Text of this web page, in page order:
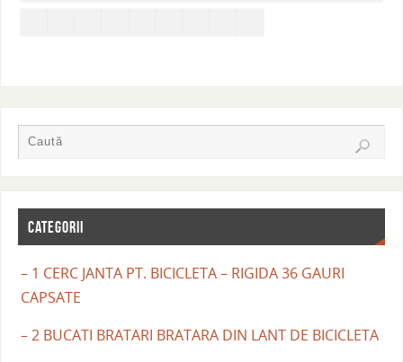
CATEGORII
– 1 CERC JANTA PT. BICICLETA – RIGIDA 36 GAURI
CAPSATE
– 2 BUCATI BRATARI BRATARA DIN LANT DE BICICLETA